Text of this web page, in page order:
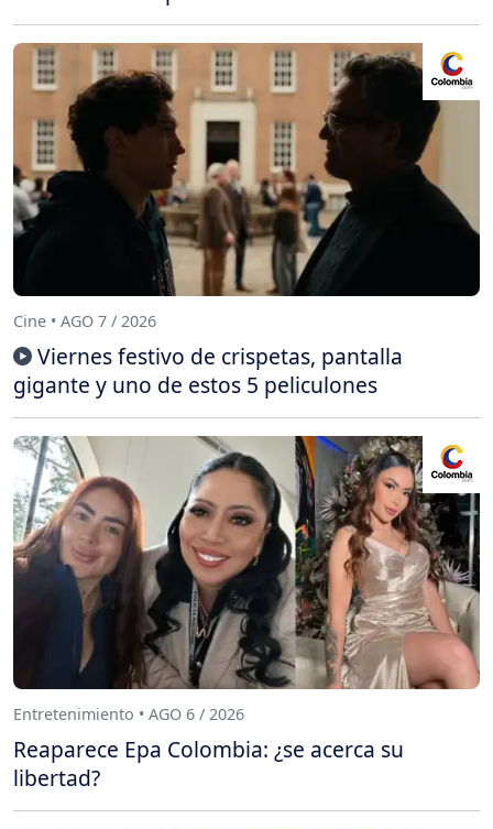
Cine • AGO 7 / 2026
Viernes festivo de crispetas, pantalla
gigante y uno de estos 5 peliculones
Entretenimiento • AGO 6 / 2026
Reaparece Epa Colombia: ¿se acerca su
libertad?